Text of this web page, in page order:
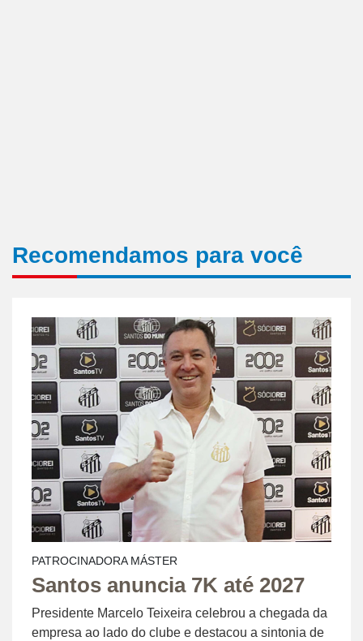
Recomendamos para você
PATROCINADORA MÁSTER
Santos anuncia 7K até 2027
Presidente Marcelo Teixeira celebrou a chegada da
empresa ao lado do clube e destacou a sintonia de